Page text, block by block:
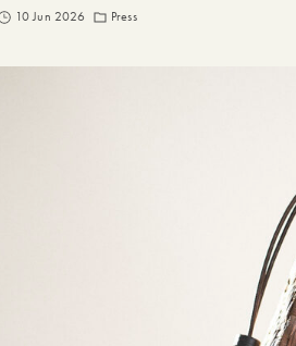
10 Jun 2026 Press